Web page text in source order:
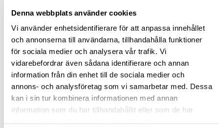
Denna webbplats använder cookies
Vi använder enhetsidentifierare för att anpassa innehållet
och annonserna till användarna, tillhandahålla funktioner
för sociala medier och analysera vår trafik. Vi
vidarebefordrar även sådana identifierare och annan
information från din enhet till de sociala medier och
annons- och analysföretag som vi samarbetar med. Dessa
kan i sin tur kombinera informationen med annan
information som du har tillhandahållit eller som de har
KÖP
Jönköping huvudlager Finns i lager online
Jönköping butik Finns i lager
Malmö butik Finns i lager
Stockholm butik Finns i lager
Snabba leveranser